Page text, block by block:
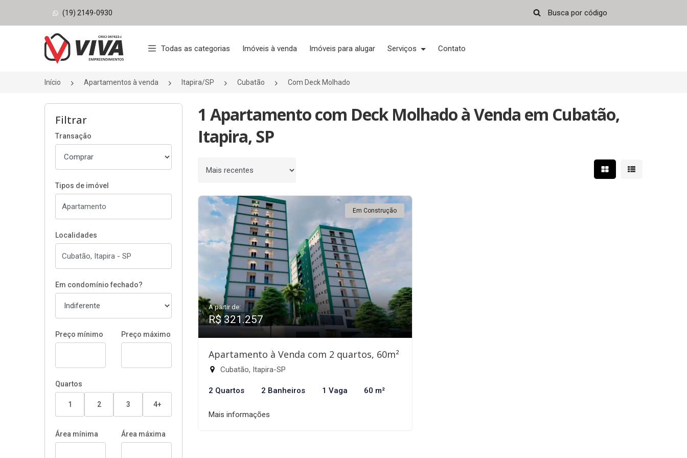
(19) 2149-0930
Página inicial
Todas as categorias Imóveis à venda Imóveis para alugar Serviços Contato
Início Apartamentos à venda Itapira/SP Cubatão Com Deck Molhado
Filtrar
Transação
Tipos de imóvel
Localidades
Em condomínio fechado?
Preço mínimo Preço máximo
Quartos
1 2 3 4+
Área mínima Área máxima
1 Apartamento com Deck Molhado à Venda em Cubatão,
Itapira, SP
Ordenar por Mostrar resultados em
Mostrar
Em Construção
A partir de:
R$ 321.257
Apartamento à Venda com 2 quartos, 60m²
Cubatão, Itapira-SP
2 Quartos 2 Banheiros 1 Vaga 60 m²
Mais informações